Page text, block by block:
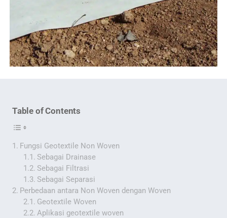
Table of Contents
Fungsi Geotextile Non Woven
Sebagai Drainase
Sebagai Filtrasi
Sebagai Separasi
Perbedaan antara Non Woven dengan Woven
Geotextile Woven
Aplikasi geotextile woven